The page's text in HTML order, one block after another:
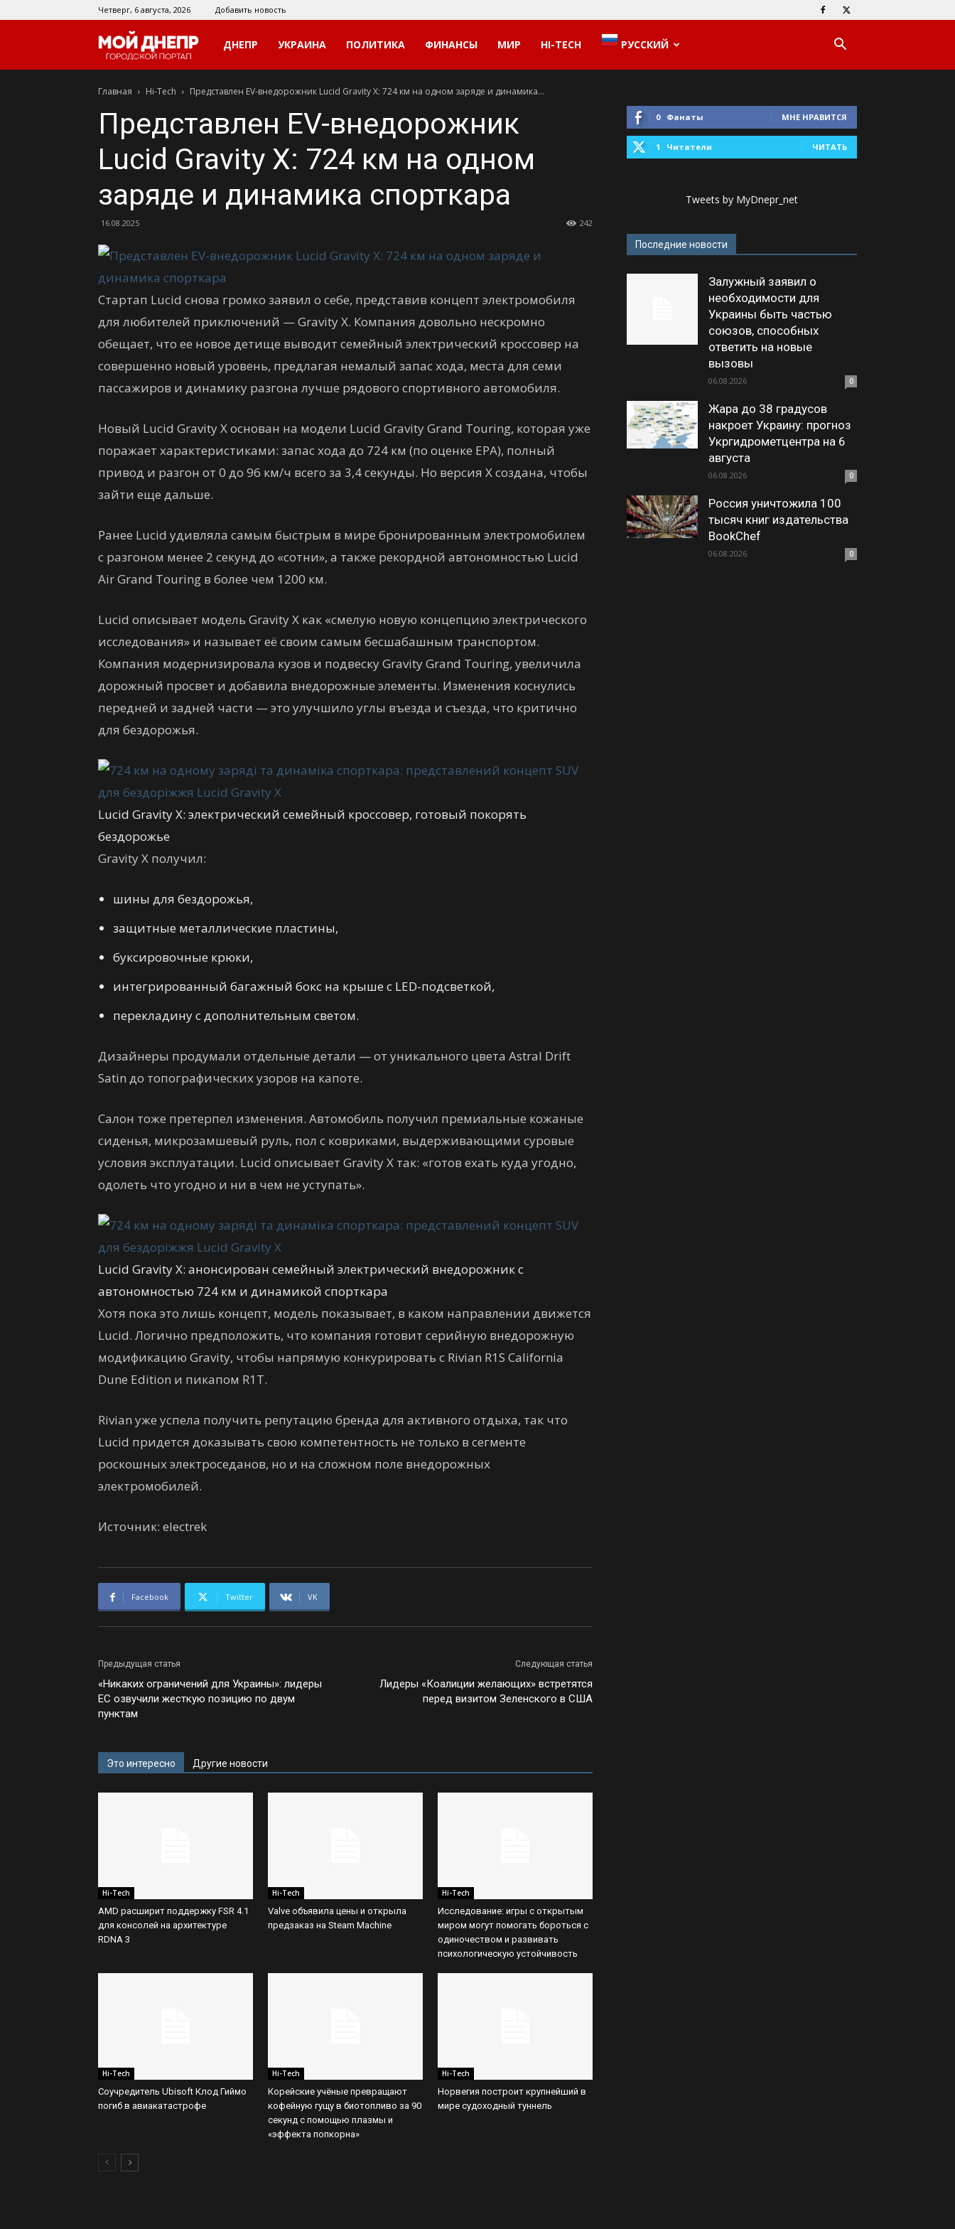
Четверг, 6 августа, 2026 Добавить новость
Мой
Днепр
ДНЕПР УКРАИНА ПОЛИТИКА ФИНАНСЫ МИР HI-TECH РУССКИЙ
Главная Hi-Tech Представлен EV-внедорожник Lucid Gravity X: 724 км на одном заряде и динамика...
Представлен EV-внедорожник
Lucid Gravity X: 724 км на одном
заряде и динамика спорткара
16.08.2025 242
Стартап Lucid снова громко заявил о себе, представив концепт электромобиля
для любителей приключений — Gravity X. Компания довольно нескромно
обещает, что ее новое детище выводит семейный электрический кроссовер на
совершенно новый уровень, предлагая немалый запас хода, места для семи
пассажиров и динамику разгона лучше рядового спортивного автомобиля.
Новый Lucid Gravity X основан на модели Lucid Gravity Grand Touring, которая уже
поражает характеристиками: запас хода до 724 км (по оценке EPA), полный
привод и разгон от 0 до 96 км/ч всего за 3,4 секунды. Но версия X создана, чтобы
зайти еще дальше.
Ранее Lucid удивляла самым быстрым в мире бронированным электромобилем
с разгоном менее 2 секунд до «сотни», а также рекордной автономностью Lucid
Air Grand Touring в более чем 1200 км.
Lucid описывает модель Gravity X как «смелую новую концепцию электрического
исследования» и называет её своим самым бесшабашным транспортом.
Компания модернизировала кузов и подвеску Gravity Grand Touring, увеличила
дорожный просвет и добавила внедорожные элементы. Изменения коснулись
передней и задней части — это улучшило углы въезда и съезда, что критично
для бездорожья.
Lucid Gravity X: электрический семейный кроссовер, готовый покорять
бездорожье
Gravity X получил:
шины для бездорожья,
защитные металлические пластины,
буксировочные крюки,
интегрированный багажный бокс на крыше с LED-подсветкой,
перекладину с дополнительным светом.
Дизайнеры продумали отдельные детали — от уникального цвета Astral Drift
Satin до топографических узоров на капоте.
Салон тоже претерпел изменения. Автомобиль получил премиальные кожаные
сиденья, микрозамшевый руль, пол с ковриками, выдерживающими суровые
условия эксплуатации. Lucid описывает Gravity X так: «готов ехать куда угодно,
одолеть что угодно и ни в чем не уступать».
Lucid Gravity X: анонсирован семейный электрический внедорожник с
автономностью 724 км и динамикой спорткара
Хотя пока это лишь концепт, модель показывает, в каком направлении движется
Lucid. Логично предположить, что компания готовит серийную внедорожную
модификацию Gravity, чтобы напрямую конкурировать с Rivian R1S California
Dune Edition и пикапом R1T.
Rivian уже успела получить репутацию бренда для активного отдыха, так что
Lucid придется доказывать свою компетентность не только в сегменте
роскошных электроседанов, но и на сложном поле внедорожных
электромобилей.
Источник: electrek
Facebook Twitter VK
Предыдущая статья
«Никаких ограничений для Украины»: лидеры
ЕС озвучили жесткую позицию по двум
пунктам
Следующая статья
Лидеры «Коалиции желающих» встретятся
перед визитом Зеленского в США
Это интересно Другие новости
Hi-Tech
AMD расширит поддержку FSR 4.1
для консолей на архитектуре
RDNA 3
Hi-Tech
Valve объявила цены и открыла
предзаказ на Steam Machine
Hi-Tech
Исследование: игры с открытым
миром могут помогать бороться с
одиночеством и развивать
психологическую устойчивость
Hi-Tech
Соучредитель Ubisoft Клод Гиймо
погиб в авиакатастрофе
Hi-Tech
Корейские учёные превращают
кофейную гущу в биотопливо за 90
секунд с помощью плазмы и
«эффекта попкорна»
Hi-Tech
Норвегия построит крупнейший в
мире судоходный туннель
0 Фанаты МНЕ НРАВИТСЯ
1 Читатели ЧИТАТЬ
Tweets by MyDnepr_net
Последние новости
Залужный заявил о
необходимости для
Украины быть частью
союзов, способных
ответить на новые
вызовы
06.08.2026 0
Жара до 38 градусов
накроет Украину: прогноз
Укргидрометцентра на 6
августа
06.08.2026 0
Россия уничтожила 100
тысяч книг издательства
BookChef
06.08.2026 0